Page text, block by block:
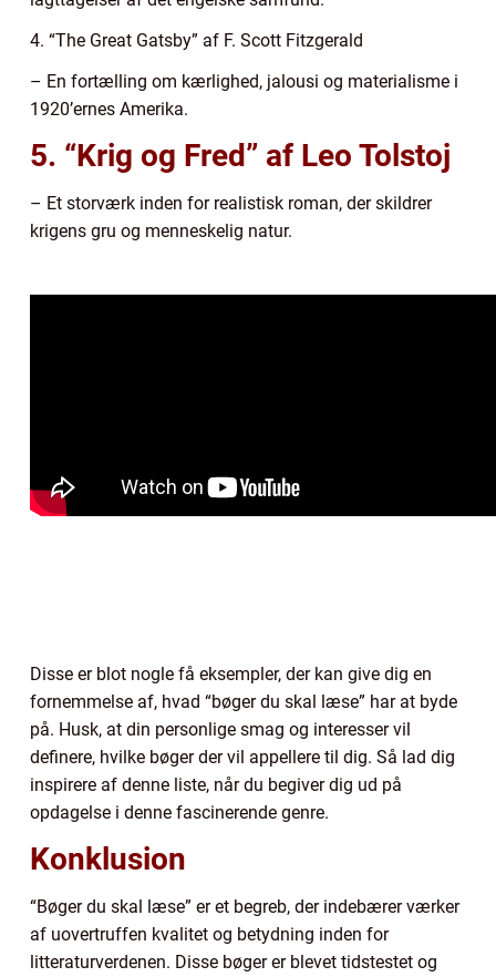
4. “The Great Gatsby” af F. Scott Fitzgerald
– En fortælling om kærlighed, jalousi og materialisme i
1920’ernes Amerika.
5. “Krig og Fred” af Leo Tolstoj
– Et storværk inden for realistisk roman, der skildrer
krigens gru og menneskelig natur.
Disse er blot nogle få eksempler, der kan give dig en
fornemmelse af, hvad “bøger du skal læse” har at byde
på. Husk, at din personlige smag og interesser vil
definere, hvilke bøger der vil appellere til dig. Så lad dig
inspirere af denne liste, når du begiver dig ud på
opdagelse i denne fascinerende genre.
Konklusion
“Bøger du skal læse” er et begreb, der indebærer værker
af uovertruffen kvalitet og betydning inden for
litteraturverdenen. Disse bøger er blevet tidstestet og